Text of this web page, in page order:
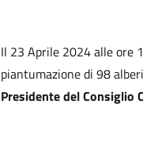
Il 23 Aprile 2024 alle ore
piantumazione di 98
Presidente del Consiglio